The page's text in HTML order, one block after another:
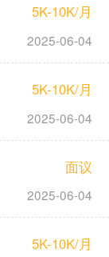
5K-10K/月
2025-06-04
5K-10K/月
2025-06-04
面议
2025-06-04
5K-10K/月